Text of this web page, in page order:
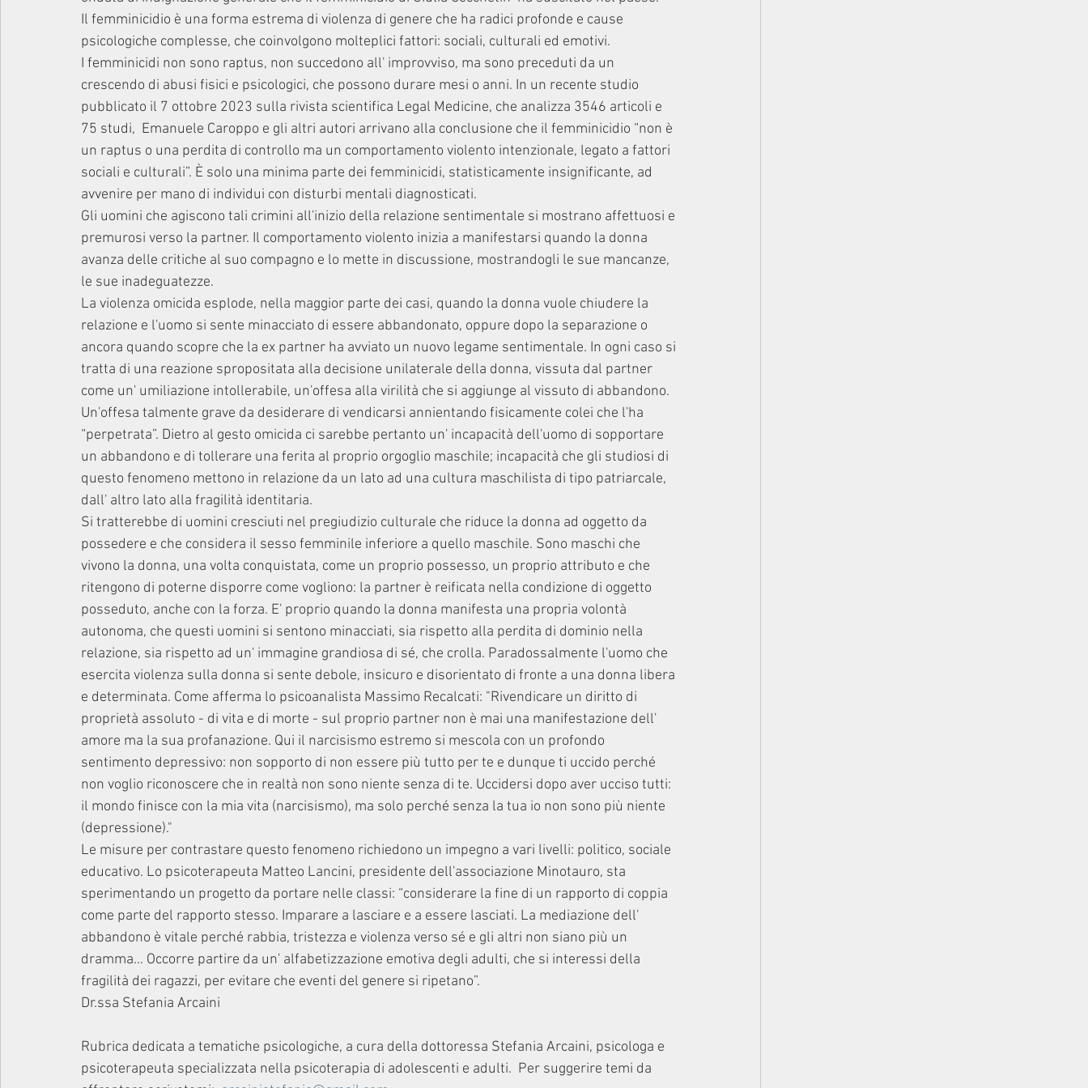
Il femminicidio è una forma estrema di violenza di genere che ha radici profonde e cause
psicologiche complesse, che coinvolgono molteplici fattori: sociali, culturali ed emotivi.
I femminicidi non sono raptus, non succedono all' improvviso, ma sono preceduti da un
crescendo di abusi fisici e psicologici, che possono durare mesi o anni. In un recente studio
pubblicato il 7 ottobre 2023 sulla rivista scientifica Legal Medicine, che analizza 3546 articoli e
75 studi,  Emanuele Caroppo e gli altri autori arrivano alla conclusione che il femminicidio “non è
un raptus o una perdita di controllo ma un comportamento violento intenzionale, legato a fattori
sociali e culturali”. È solo una minima parte dei femminicidi, statisticamente insignificante, ad
avvenire per mano di individui con disturbi mentali diagnosticati.
Gli uomini che agiscono tali crimini all'inizio della relazione sentimentale si mostrano affettuosi e
premurosi verso la partner. Il comportamento violento inizia a manifestarsi quando la donna
avanza delle critiche al suo compagno e lo mette in discussione, mostrandogli le sue mancanze,
le sue inadeguatezze.
La violenza omicida esplode, nella maggior parte dei casi, quando la donna vuole chiudere la
relazione e l'uomo si sente minacciato di essere abbandonato, oppure dopo la separazione o
ancora quando scopre che la ex partner ha avviato un nuovo legame sentimentale. In ogni caso si
tratta di una reazione spropositata alla decisione unilaterale della donna, vissuta dal partner
come un' umiliazione intollerabile, un'offesa alla virilità che si aggiunge al vissuto di abbandono.
Un'offesa talmente grave da desiderare di vendicarsi annientando fisicamente colei che l'ha
“perpetrata”. Dietro al gesto omicida ci sarebbe pertanto un' incapacità dell'uomo di sopportare
un abbandono e di tollerare una ferita al proprio orgoglio maschile; incapacità che gli studiosi di
questo fenomeno mettono in relazione da un lato ad una cultura maschilista di tipo patriarcale,
dall' altro lato alla fragilità identitaria.
Si tratterebbe di uomini cresciuti nel pregiudizio culturale che riduce la donna ad oggetto da
possedere e che considera il sesso femminile inferiore a quello maschile. Sono maschi che
vivono la donna, una volta conquistata, come un proprio possesso, un proprio attributo e che
ritengono di poterne disporre come vogliono: la partner è reificata nella condizione di oggetto
posseduto, anche con la forza. E' proprio quando la donna manifesta una propria volontà
autonoma, che questi uomini si sentono minacciati, sia rispetto alla perdita di dominio nella
relazione, sia rispetto ad un' immagine grandiosa di sé, che crolla. Paradossalmente l'uomo che
esercita violenza sulla donna si sente debole, insicuro e disorientato di fronte a una donna libera
e determinata. Come afferma lo psicoanalista Massimo Recalcati: "Rivendicare un diritto di
proprietà assoluto - di vita e di morte - sul proprio partner non è mai una manifestazione dell'
amore ma la sua profanazione. Qui il narcisismo estremo si mescola con un profondo
sentimento depressivo: non sopporto di non essere più tutto per te e dunque ti uccido perché
non voglio riconoscere che in realtà non sono niente senza di te. Uccidersi dopo aver ucciso tutti:
il mondo finisce con la mia vita (narcisismo), ma solo perché senza la tua io non sono più niente
(depressione)."
Le misure per contrastare questo fenomeno richiedono un impegno a vari livelli: politico, sociale
educativo. Lo psicoterapeuta Matteo Lancini, presidente dell'associazione Minotauro, sta
sperimentando un progetto da portare nelle classi: “considerare la fine di un rapporto di coppia
come parte del rapporto stesso. Imparare a lasciare e a essere lasciati. La mediazione dell'
abbandono è vitale perché rabbia, tristezza e violenza verso sé e gli altri non siano più un
dramma… Occorre partire da un' alfabetizzazione emotiva degli adulti, che si interessi della
fragilità dei ragazzi, per evitare che eventi del genere si ripetano”.
Dr.ssa Stefania Arcaini
Rubrica dedicata a tematiche psicologiche, a cura della dottoressa Stefania Arcaini, psicologa e
psicoterapeuta specializzata nella psicoterapia di adolescenti e adulti.  Per suggerire temi da